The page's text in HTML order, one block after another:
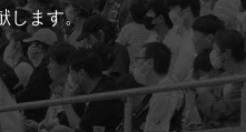
します。